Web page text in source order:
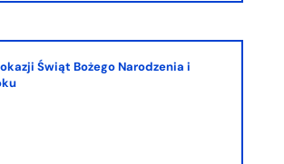
Świąt Bożego Narodzenia i